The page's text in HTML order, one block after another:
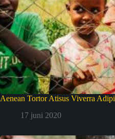
Aenean Tortor Atisus Viverra
17 juni 2020